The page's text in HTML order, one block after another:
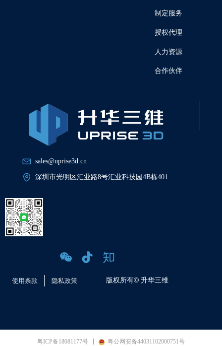
制定服务
授权代理
人力资源
合作伙伴
sales@uprise3d.cn
深圳市光明区汇业路8号汇业科技园4B栋401
版权所有© 升华三维
使用条款 隐私政策
粤ICP备18081177号 粤公网安备44031102000751号